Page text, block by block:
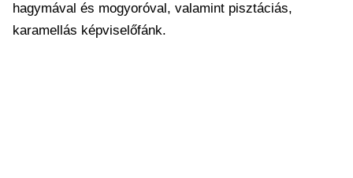
hagymával és mogyoróval, valamint pisztáciás,
karamellás képviselőfánk.